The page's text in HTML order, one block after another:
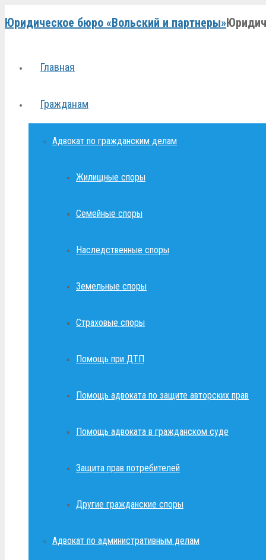
Юридическое бюро «Вольский и партнеры»
Главная
Гражданам
Адвокат по гражданским делам
Жилищные споры
Семейные споры
Наследственные споры
Земельные споры
Страховые споры
Помощь при ДТП
Помощь адвоката по защите авторских прав
Помощь адвоката в гражданском суде
Защита прав потребителей
Другие гражданские споры
Адвокат по административным делам